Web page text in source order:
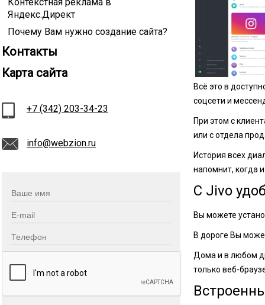
Яндекс.Директ
Почему Вам нужно создание сайта?
Контакты
Карта сайта
+7 (342) 203-34-23
info@webzion.ru
Всё это в
соцсети и
При этом с
или с отдела
История всех
напомнит, когда
С Jivo
Вы можете
В дороге Вы
Дома и в любом
только веб-